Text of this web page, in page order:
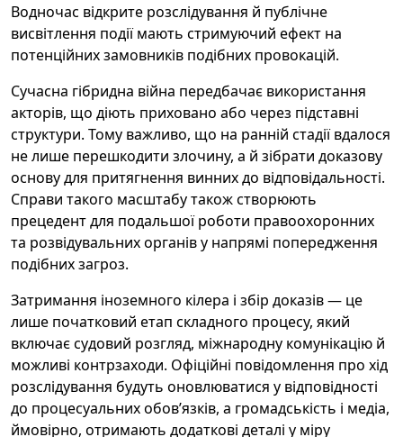
Водночас відкрите розслідування й публічне
висвітлення події мають стримуючий ефект на
потенційних замовників подібних провокацій.
Сучасна гібридна війна передбачає використання
акторів, що діють приховано або через підставні
структури. Тому важливо, що на ранній стадії вдалося
не лише перешкодити злочину, а й зібрати доказову
основу для притягнення винних до відповідальності.
Справи такого масштабу також створюють
прецедент для подальшої роботи правоохоронних
та розвідувальних органів у напрямі попередження
подібних загроз.
Затримання іноземного кілера і збір доказів — це
лише початковий етап складного процесу, який
включає судовий розгляд, міжнародну комунікацію й
можливі контрзаходи. Офіційні повідомлення про хід
розслідування будуть оновлюватися у відповідності
до процесуальних обов’язків, а громадськість і медіа,
ймовірно, отримають додаткові деталі у міру